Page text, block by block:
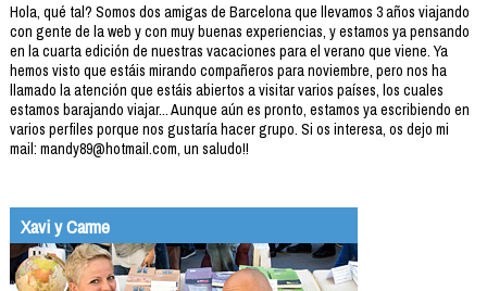
Hola, qué tal? Somos dos amigas de Barcelona que llevamos 3 años viajando
con gente de la web y con muy buenas experiencias, y estamos ya pensando
en la cuarta edición de nuestras vacaciones para el verano que viene. Ya
hemos visto que estáis mirando compañeros para noviembre, pero nos ha
llamado la atención que estáis abiertos a visitar varios países, los cuales
estamos barajando viajar... Aunque aún es pronto, estamos ya escribiendo en
varios perfiles porque nos gustaría hacer grupo. Si os interesa, os dejo mi
mail: mandy89@hotmail.com, un saludo!!
Xavi y Carme